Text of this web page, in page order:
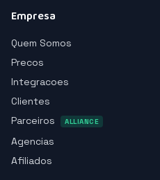
Empresa
Quem Somos
Precos
Integracoes
Clientes
Parceiros
ALLIANCE
Agencias
Afiliados